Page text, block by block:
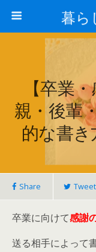
暮ら
【卒業
親・後輩
的な書き
Share Tweet
卒業に向けて感謝
送る相手によって